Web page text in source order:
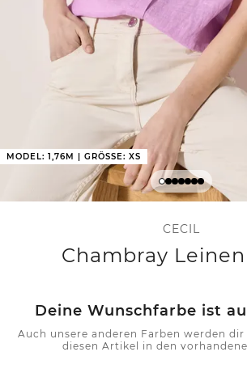
MODEL: 1,76M | GRÖSSE: XS
CECIL
Chambray
Deine Wunschfarbe ist
Auch unsere anderen Farben werden
diesen Artikel in den